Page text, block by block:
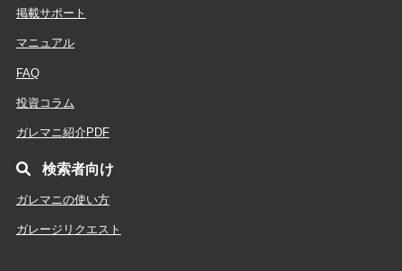
掲載サポート
マニュアル
FAQ
投資コラム
ガレマニ紹介PDF
検索者向け
ガレマニの使い方
ガレージリクエスト